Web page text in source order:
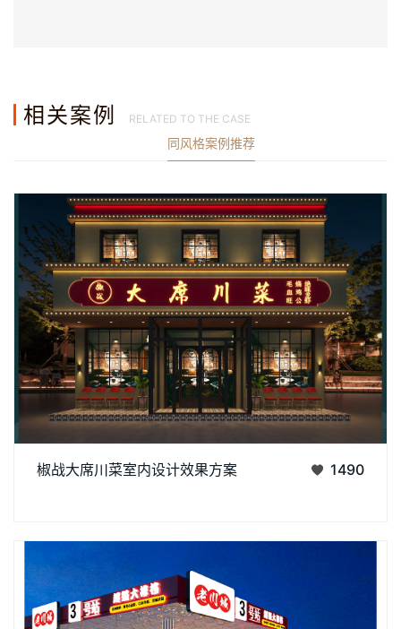
相关案例 RELATED TO THE CASE
同风格案例推荐
的味觉记忆转化为沉浸式视觉与空间体验，既保留老成都的市井
椒战大席川菜室内设计效果方案 1490